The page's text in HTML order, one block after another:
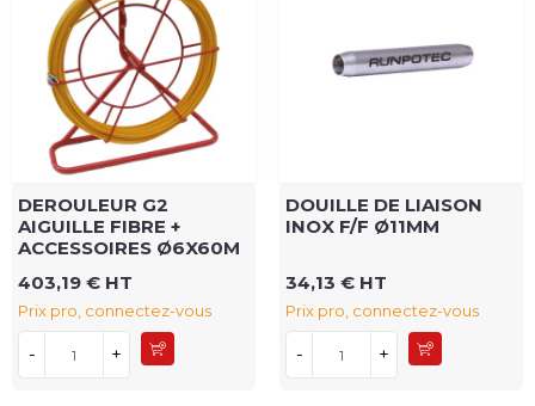
DEROULEUR G2
AIGUILLE FIBRE +
ACCESSOIRES Ø6X60M
403,19 € HT
Prix pro, connectez-vous
- +
DOUILLE DE LIAISON
INOX F/F Ø11MM
34,13 € HT
Prix pro, connectez-vous
- +